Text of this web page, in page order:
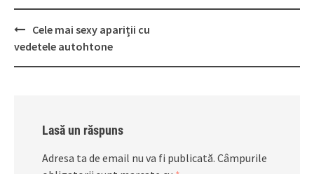
Post
navigation
Cele mai sexy apariții cu
vedetele autohtone
Lasă un răspuns
Adresa ta de email nu va fi publicată. Câmpurile